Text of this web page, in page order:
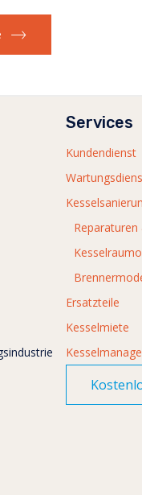
Services
Kundendienst
Ersatzteile
Kesselmiete